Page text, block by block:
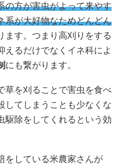
の方が害虫がよって来やす
系が大好物なためどんどん
ます。つまり高刈りをする
えるだけでなくイネ科によ
にも繋がります。
草を刈ることで害虫を食べ
してしまうことも少なくな
駆除をしてくれるという効
をしている米農家さんが